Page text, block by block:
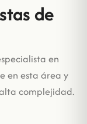
de
en
en esta área y
complejidad.